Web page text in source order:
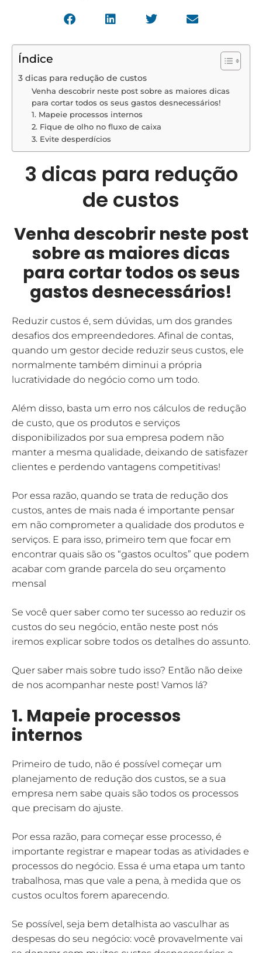
Índice
3 dicas para redução de custos
Venha descobrir neste post sobre as maiores dicas
para cortar todos os seus gastos desnecessários!
1. Mapeie processos internos
2. Fique de olho no fluxo de caixa
3. Evite desperdícios
3 dicas para redução
de custos
Venha descobrir neste post
sobre as maiores dicas
para cortar todos os seus
gastos desnecessários!
Reduzir custos é, sem dúvidas, um dos grandes
desafios dos empreendedores. Afinal de contas,
quando um gestor decide reduzir seus custos, ele
normalmente também diminui a própria
lucratividade do negócio como um todo.
Além disso, basta um erro nos cálculos de redução
de custo, que os produtos e serviços
disponibilizados por sua empresa podem não
manter a mesma qualidade, deixando de satisfazer
clientes e perdendo vantagens competitivas!
Por essa razão, quando se trata de redução dos
custos, antes de mais nada é importante pensar
em não comprometer a qualidade dos produtos e
serviços. E para isso, primeiro tem que focar em
encontrar quais são os “gastos ocultos” que podem
acabar com grande parcela do seu orçamento
mensal
Se você quer saber como ter sucesso ao reduzir os
custos do seu negócio, então neste post nós
iremos explicar sobre todos os detalhes do assunto.
Quer saber mais sobre tudo isso? Então não deixe
de nos acompanhar neste post! Vamos lá?
1. Mapeie processos
internos
Primeiro de tudo, não é possível começar um
planejamento de redução dos custos, se a sua
empresa nem sabe quais são todos os processos
que precisam do ajuste.
Por essa razão, para começar esse processo, é
importante registrar e mapear todas as atividades e
processos do negócio. Essa é uma etapa um tanto
trabalhosa, mas que vale a pena, à medida que os
custos ocultos forem aparecendo.
Se possível, seja bem detalhista ao vasculhar as
despesas do seu negócio: você provavelmente vai